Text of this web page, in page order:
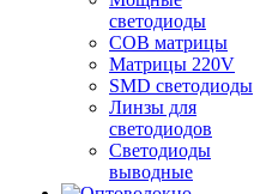
светодиоды
COB матрицы
Матрицы 220V
SMD светодиоды
Линзы для
светодиодов
Светодиоды
выводные